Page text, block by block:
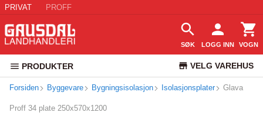
PRIVAT PROFF
SØK LOGG INN VOGN
PRODUKTER VELG VAREHUS
KUNDESERVICE
Forsiden Byggevare Bygningsisolasjon Isolasjonsplater Glava
Proff 34 plate 250x570x1200